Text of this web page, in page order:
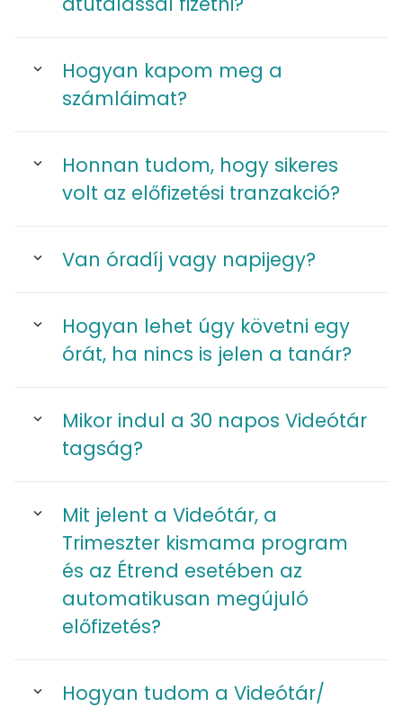
Hogyan kapom meg a
számláimat?
Honnan tudom, hogy sikeres
volt az előfizetési tranzakció?
Van óradíj vagy napijegy?
Hogyan lehet úgy követni egy
órát, ha nincs is jelen a tanár?
Mikor indul a 30 napos Videótár
tagság?
Mit jelent a Videótár, a
Trimeszter kismama program
és az Étrend esetében az
automatikusan megújuló
előfizetés?
Hogyan tudom a Videótár/